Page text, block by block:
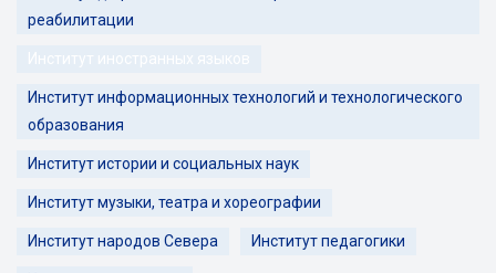
реабилитации
Институт иностранных языков
Институт информационных технологий и технологического
образования
Институт истории и социальных наук
Институт музыки, театра и хореографии
Институт народов Севера Институт педагогики